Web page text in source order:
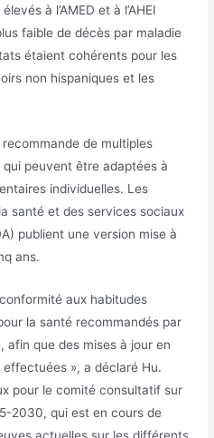
à l’AMED et à l’AHEI
faible de décès par maladie
étaient cohérents pour les
non hispaniques et les
de multiples
peuvent être adaptées à
individuelles. Les
santé et des services sociaux
publient une version mise à
ans.
aux habitudes
la santé recommandés par
afin que des mises à jour en
», a déclaré Hu.
pour le comité consultatif sur
2030, qui est en cours de